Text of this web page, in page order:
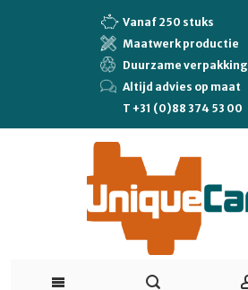
Vanaf 250 stuks
Maatwerk productie
Duurzame verpakking
Altijd advies op maat
T +31 (0)88 374 53 00